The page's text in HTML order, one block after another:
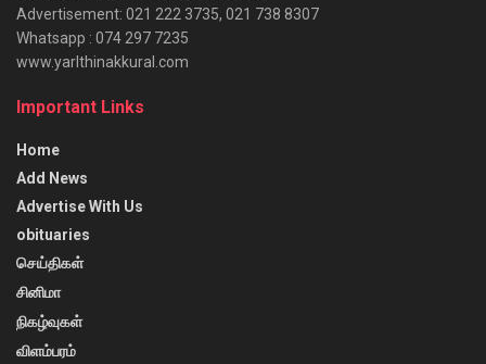
Advertisement: 021 222 3735, 021 738 8307
Whatsapp : 074 297 7235
www.yarlthinakkural.com
Important Links
Home
Add News
Advertise With Us
obituaries
செய்திகள்
சினிமா
நிகழ்வுகள்
விளம்பரம்